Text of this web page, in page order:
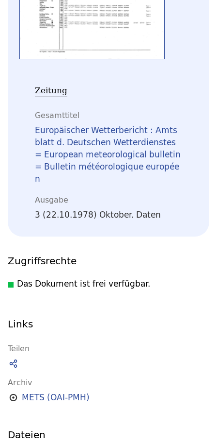
Zeitung
Gesamttitel
Europäischer Wetterbericht : Amts
blatt d. Deutschen Wetterdienstes
= European meteorological bulletin
= Bulletin météorologique europée
n
Ausgabe
3 (22.10.1978) Oktober. Daten
Zugriffsrechte
Das Dokument ist frei verfügbar.
Links
Teilen
Archiv
METS (OAI-PMH)
Dateien